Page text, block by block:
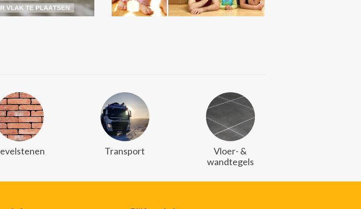
Transport
Vloer- &
wandtegels